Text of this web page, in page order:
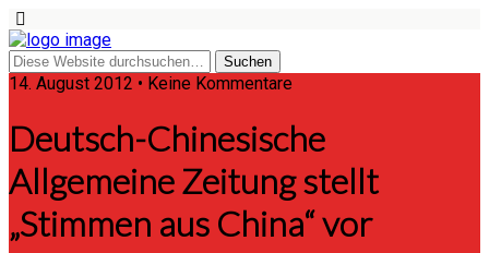
14. August 2012 • Keine Kommentare
Deutsch-Chinesische
Allgemeine Zeitung stellt
„Stimmen aus China“ vor